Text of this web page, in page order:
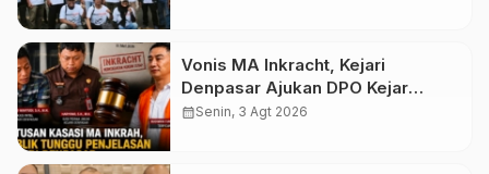
Vonis MA Inkracht, Kejari
Denpasar Ajukan DPO Kejar
Budiman Tiang
calendar_monthSenin, 3 Agt 2026